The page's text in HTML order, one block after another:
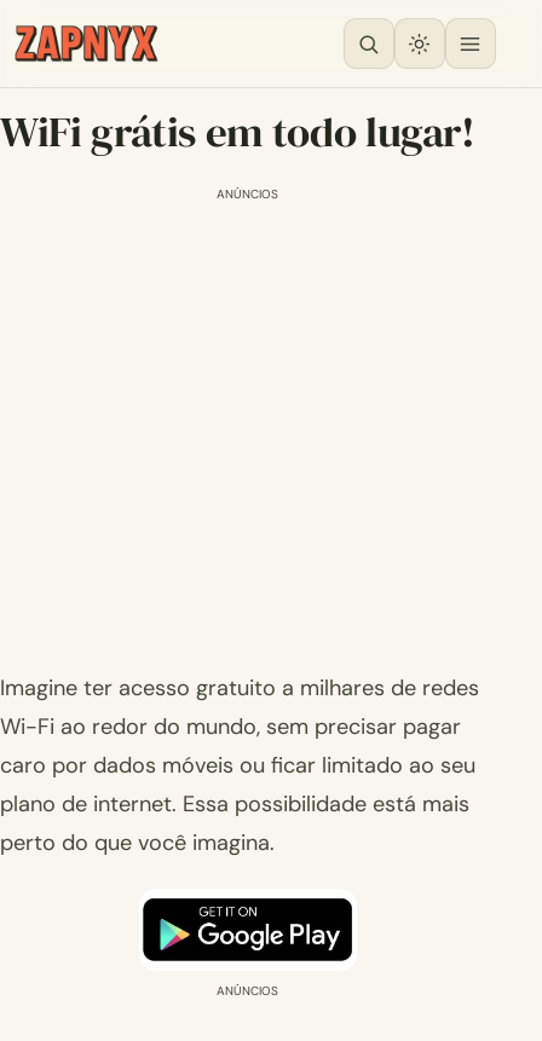
WiFi grátis em todo lugar!
ANÚNCIOS
Imagine ter acesso gratuito a milhares de redes
Wi-Fi ao redor do mundo, sem precisar pagar
caro por dados móveis ou ficar limitado ao seu
plano de internet. Essa possibilidade está mais
perto do que você imagina.
ANÚNCIOS